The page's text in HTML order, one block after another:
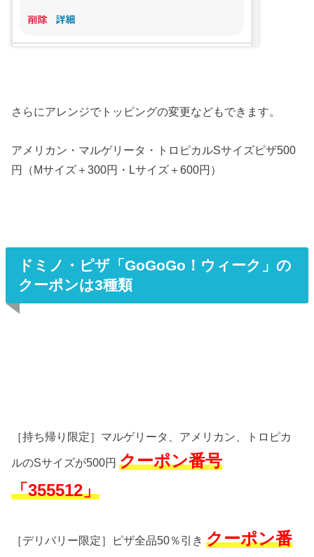
さらにアレンジでトッピングの変更などもできます。
アメリカン・マルゲリータ・トロピカルSサイズピザ500
円（Mサイズ＋300円・Lサイズ＋600円）
ドミノ・ピザ「GoGoGo！ウィーク」の
クーポンは3種類
［持ち帰り限定］マルゲリータ、アメリカン、トロピカ
ルのSサイズが500円クーポン番号
「355512」
［デリバリー限定］ピザ全品50％引きクーポン番